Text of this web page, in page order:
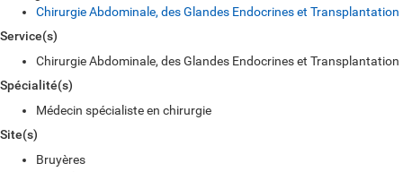
Chirurgie Abdominale, des Glandes Endocrines et Transplantation
Service(s)
Chirurgie Abdominale, des Glandes Endocrines et Transplantation
Spécialité(s)
Médecin spécialiste en chirurgie
Site(s)
Bruyères